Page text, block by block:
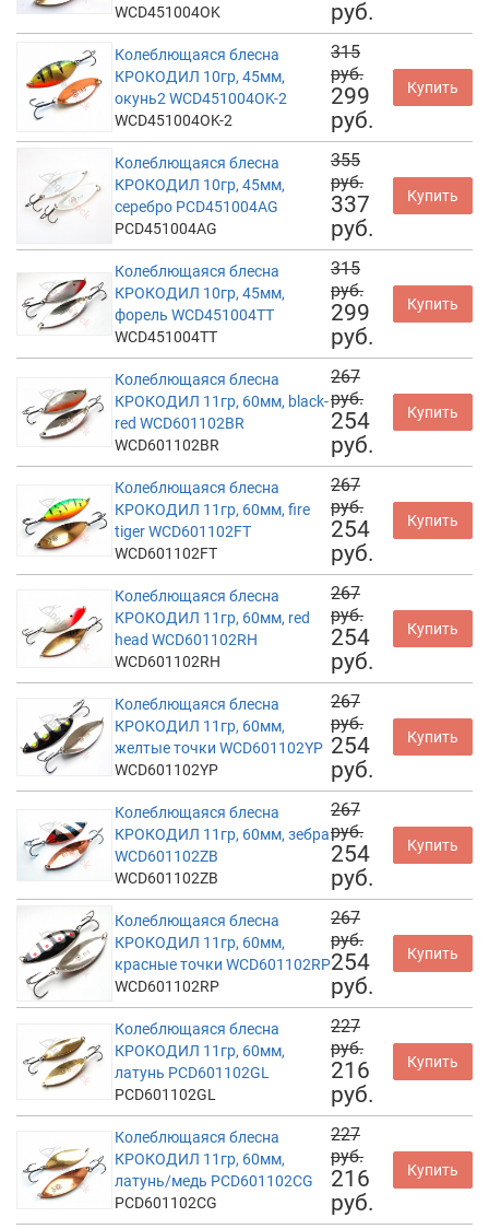
WCD451004OK
руб.
Колеблющаяся блесна
КРОКОДИЛ 10гр, 45мм,
окунь2 WCD451004OK-2
WCD451004OK-2
315
руб.
299
руб.
Купить
Колеблющаяся блесна
КРОКОДИЛ 10гр, 45мм,
серебро PCD451004AG
PCD451004AG
355
руб.
337
руб.
Купить
Колеблющаяся блесна
КРОКОДИЛ 10гр, 45мм,
форель WCD451004TT
WCD451004TT
315
руб.
299
руб.
Купить
Колеблющаяся блесна
КРОКОДИЛ 11гр, 60мм, black-
red WCD601102BR
WCD601102BR
267
руб.
254
руб.
Купить
Колеблющаяся блесна
КРОКОДИЛ 11гр, 60мм, fire
tiger WCD601102FT
WCD601102FT
267
руб.
254
руб.
Купить
Колеблющаяся блесна
КРОКОДИЛ 11гр, 60мм, red
head WCD601102RH
WCD601102RH
267
руб.
254
руб.
Купить
Колеблющаяся блесна
КРОКОДИЛ 11гр, 60мм,
желтые точки WCD601102YP
WCD601102YP
267
руб.
254
руб.
Купить
Колеблющаяся блесна
КРОКОДИЛ 11гр, 60мм, зебра
WCD601102ZB
WCD601102ZB
267
руб.
254
руб.
Купить
Колеблющаяся блесна
КРОКОДИЛ 11гр, 60мм,
красные точки WCD601102RP
WCD601102RP
267
руб.
254
руб.
Купить
Колеблющаяся блесна
КРОКОДИЛ 11гр, 60мм,
латунь PCD601102GL
PCD601102GL
227
руб.
216
руб.
Купить
Колеблющаяся блесна
КРОКОДИЛ 11гр, 60мм,
латунь/медь PCD601102CG
PCD601102CG
227
руб.
216
руб.
Купить